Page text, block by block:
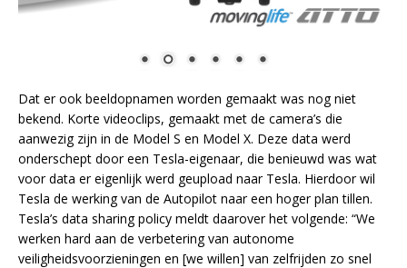
Dat er ook beeldopnamen worden gemaakt was nog niet
bekend. Korte videoclips, gemaakt met de camera’s die
aanwezig zijn in de Model S en Model X. Deze data werd
onderschept door een Tesla-eigenaar, die benieuwd was wat
voor data er eigenlijk werd geupload naar Tesla. Hierdoor wil
Tesla de werking van de Autopilot naar een hoger plan tillen.
Tesla’s data sharing policy meldt daarover het volgende: “We
werken hard aan de verbetering van autonome
veiligheidsvoorzieningen en [we willen] van zelfrijden zo snel